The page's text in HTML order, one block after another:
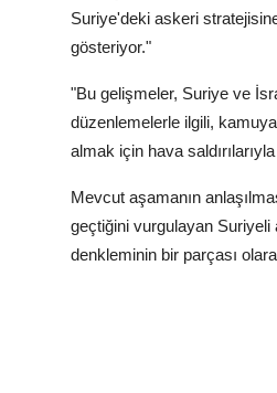
Suriye'deki askeri
gösteriyor."
"Bu gelişmeler, Suriye ve
düzenlemelerle ilgili,
almak için hava
Mevcut aşamanın
geçtiğini vurgulayan Suriyeli
denkleminin bir parçası